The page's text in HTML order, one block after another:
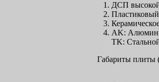
ДСП
AK:
TK:
Габариты плиты